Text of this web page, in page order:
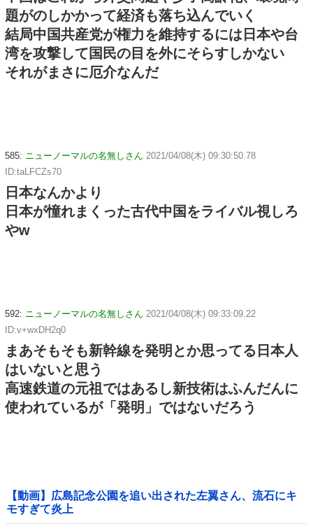
題がのしかかって経済も落ち込んでいく
結局中国共産党が権力を維持するには日本や台
湾を攻撃して国民の目を外にそらすしかない
それがまさに厄介なんだ
585: ニューノーマルの名無しさん 2021/04/08(木) 09:30:50.78
ID:taLFCZs70
日本なんかより
日本が憧れまくった古代中国をライバル視しろ
やw
592: ニューノーマルの名無しさん 2021/04/08(木) 09:33:09.22
ID:v+wxDH2q0
まあそもそも新幹線を発明とか思ってる日本人
はいないと思う
高速鉄道の元祖ではあるし新技術はふんだんに
使われているが「発明」ではないだろう
【動画】広島記念公園を追い出された左翼さん、流石にキ
モすぎて炎上